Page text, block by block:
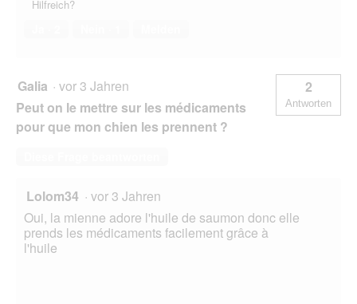
Hilfreich?
Galia · vor 3 Jahren
Peut on le mettre sur les médicaments
pour que mon chien les prennent ?
2
Antworten
Lolom34 · vor 3 Jahren
Oui, la mienne adore l'huile de saumon donc elle
prends les médicaments facilement grâce à
l'huile